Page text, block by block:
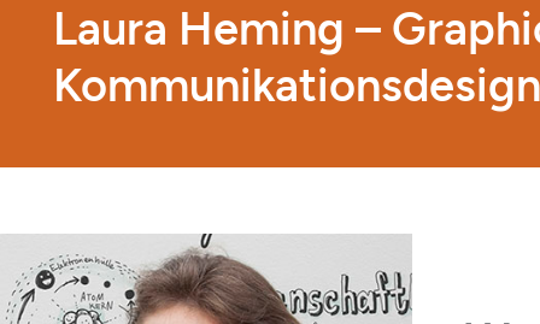
Laura Heming –